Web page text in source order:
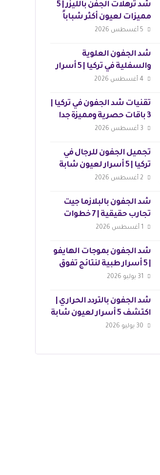
شد ترهلات الجفن بالليزر | 5
مميزات لعيون أكثر شباباً
5 أغسطس 2026
شد الجفون العلوية
والسفلية في تركيا | 5 أسرار
لنتائج مثالية
4 أغسطس 2026
تقنيات شد الجفون في تركيا |
3 باقات حصرية ومميزة جدا
3 أغسطس 2026
تجميل الجفون للرجال في
تركيا | 5 أسرار لعيون شابة
وجذابة
2 أغسطس 2026
شد الجفون بالبلازما جيت
تجارب حقيقية | 7 خطوات
للجمال
1 أغسطس 2026
شد الجفون بموجات الهايفو
| 5 أسرار طبية لنتائج تفوق
التوقعات
31 يوليو 2026
شد الجفون بالتردد الحراري |
اكتشف 5 أسرار لعيون شابة
30 يوليو 2026